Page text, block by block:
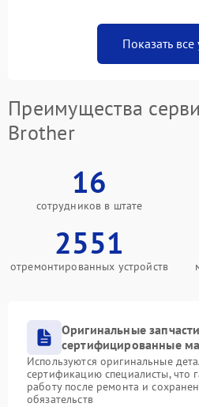
Показать все
Преимущества
Brother
16
сотрудников в штате
2551
отремонтированных устройств
Оригинальные
сертифицированные
Используются оригинальные
сертификацию специалисты, что
работу после ремонта и
обязательств